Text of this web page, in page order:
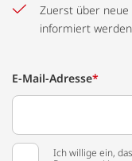
Zuerst über
informiert
E-Mail-Adresse*
Ich willige ein,